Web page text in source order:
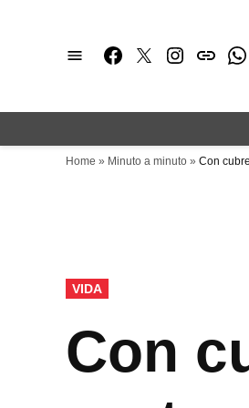
Facebook
TwitterInstagram
issuu
Home » Minuto a minuto » Con
PUBLICADO
EN
VIDA
Con